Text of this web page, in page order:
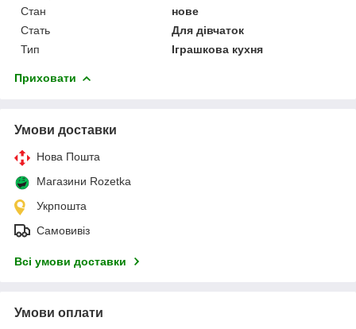
Стан
нове
Стать
Для дівчаток
Тип
Іграшкова кухня
Приховати
Умови доставки
Нова Пошта
Магазини Rozetka
Укрпошта
Самовивіз
Всі умови доставки
Умови оплати